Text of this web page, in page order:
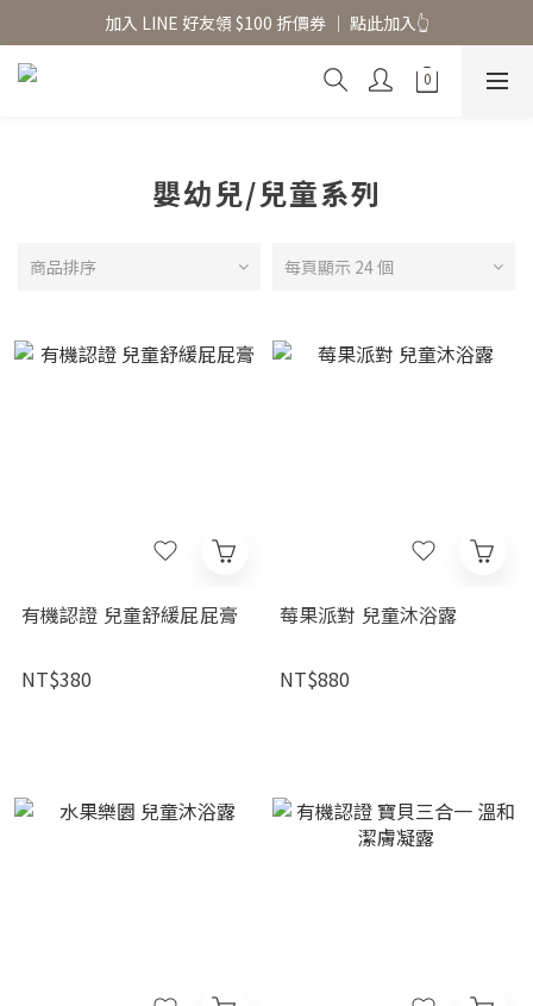
香氛水氧機、擴香香水原精  l 兩件85、三件79折
加入 LINE 好友領 $100 折價券 │ 點此加入👆
香氛水氧機、擴香香水原精  l 兩件85、三件79折
嬰幼兒/兒童系列
商品排序 每頁顯示 24 個
有機認證 兒童舒緩屁屁膏
NT$380
莓果派對 兒童沐浴露
NT$880